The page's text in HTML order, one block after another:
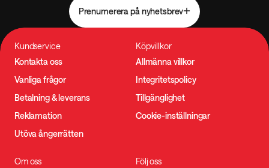
Prenumerera på nyhetsbrev
Kundservice
Kontakta oss
Vanliga frågor
Betalning & leverans
Reklamation
Utöva ångerrätten
Köpvillkor
Allmänna villkor
Integritetspolicy
Tillgänglighet
Cookie-inställningar
Om oss
Följ oss